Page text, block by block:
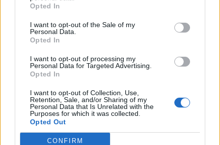
Opted In
I want to opt-out of the Sale of my
Personal Data.
Opted In
I want to opt-out of processing my
Personal Data for Targeted Advertising.
Opted In
I want to opt-out of Collection, Use,
Retention, Sale, and/or Sharing of my
Personal Data that Is Unrelated with the
Purposes for which it was collected.
Opted Out
CONFIRM
Ακολουθήστε το Pink.gr στο Google Newsκαι
μάθετε πρώτοι
Ακολουθήστε το Pink.gr και στοInstagram